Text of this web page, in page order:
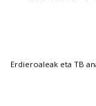
Erdieroaleak eta TB